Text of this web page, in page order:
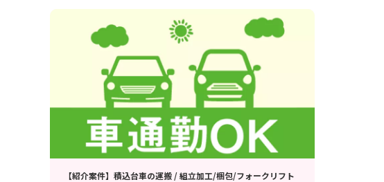
【紹介案件】積込台車の運搬 / 組立加工/梱包/フォークリフト